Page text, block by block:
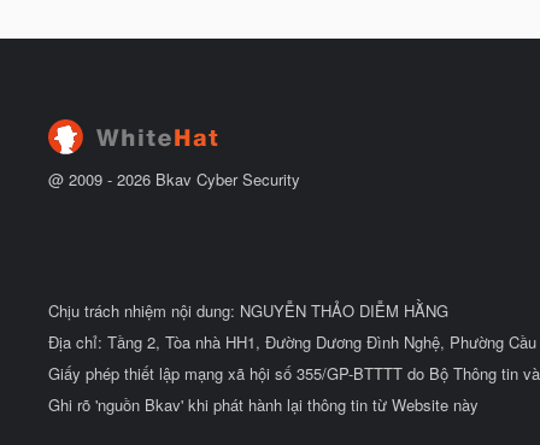
@ 2009 - 2026 Bkav Cyber Security
Chịu trách nhiệm nội dung: NGUYỄN THẢO DIỄM HẰNG
Địa chỉ: Tầng 2, Tòa nhà HH1, Đường Dương Đình Nghệ, Phường
Giấy phép thiết lập mạng xã hội số 355/GP-BTTTT do Bộ Thông tin
Ghi rõ 'nguồn Bkav' khi phát hành lại thông tin từ Website này